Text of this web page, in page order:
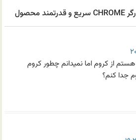
2 دیدگاه برای “دریافت مرورگر CHROME سریع و قدرتمند محصول
از کروم اما نمیدانم چطور کروم
جدا کنم؟